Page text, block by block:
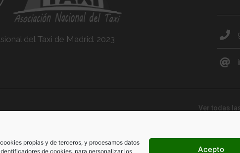
propias y de terceros, y procesamos datos
de cookies, para personalizar los
Acepto
del Taxi de Madrid. 2023
Ver todas